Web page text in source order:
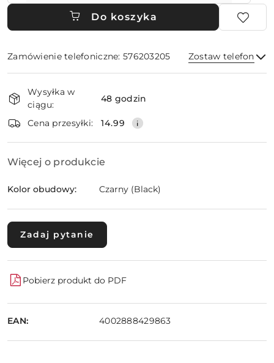
Do koszyka
Zamówienie telefoniczne: 576203205 Zostaw telefon
i
dostawa
Wysyłka w
ciągu:
48 godzin
Cena przesyłki: 14.99
Więcej o produkcie
Kolor obudowy: Czarny (Black)
Zadaj pytanie
Pobierz produkt do PDF
EAN: 4002888429863